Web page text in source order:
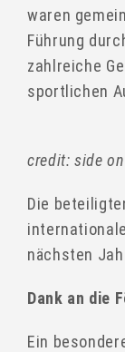
waren
Führung
zahlreiche
sportlichen
credit: side
Die
nächsten
Dank an die
Ein